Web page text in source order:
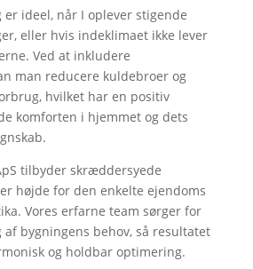
er ideel, når I oplever stigende
eller hvis indeklimaet ikke lever
Ved at inkludere
man reducere kuldebroer og
hvilket har en positiv
komforten i hjemmet og dets
tilbyder skræddersyede
højde for den enkelte ejendoms
Vores erfarne team sørger for
bygningens behov, så resultatet
og holdbar optimering.